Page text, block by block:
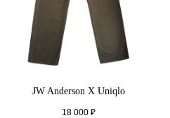
JW Anderson X Uniqlo
18 000 ₽